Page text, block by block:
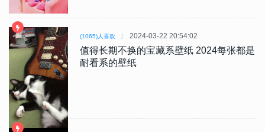
(1065)人喜欢 2024-03-22 20:54:02
值得长期不换的宝藏系壁纸 2024每张都是
耐看系的壁纸